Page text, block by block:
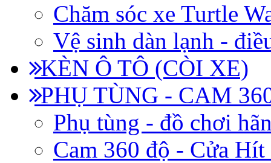
Chăm sóc xe Turtle
Vệ sinh dàn lạnh -
KÈN Ô TÔ (CÒI XE)
PHỤ TÙNG - CAM
Phụ tùng - đồ chơi
Cam 360 độ - Cửa